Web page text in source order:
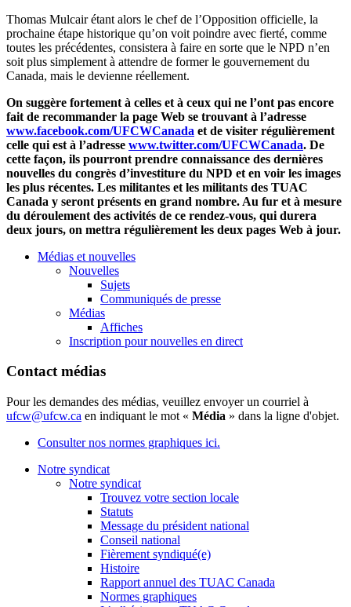
Thomas Mulcair étant alors le chef de l’Opposition officielle, la
prochaine étape historique qu’on voit poindre avec fierté, comme
toutes les précédentes, consistera à faire en sorte que le NPD n’en
soit plus simplement à attendre de former le gouvernement du
Canada, mais le devienne réellement.
On suggère fortement à celles et à ceux qui ne l’ont pas encore
fait de recommander la page Web se trouvant à l’adresse
www.facebook.com/UFCWCanada et de visiter régulièrement
celle qui est à l’adresse www.twitter.com/UFCWCanada. De
cette façon, ils pourront prendre connaissance des dernières
nouvelles du congrès d’investiture du NPD et en voir les images
les plus récentes. Les militantes et les militants des TUAC
Canada y seront présents en grand nombre. Au fur et à mesure
du déroulement des activités de ce rendez-vous, qui durera
deux jours, on mettra régulièrement les deux pages Web à jour.
Médias et nouvelles
Nouvelles
Sujets
Communiqués de presse
Médias
Affiches
Inscription pour nouvelles en direct
Contact médias
Pour les demandes des médias, veuillez envoyer un courriel à
ufcw@ufcw.ca en indiquant le mot « Média » dans la ligne d'objet.
Consulter nos normes graphiques ici.
Notre syndicat
Notre syndicat
Trouvez votre section locale
Statuts
Message du président national
Conseil national
Fièrement syndiqué(e)
Histoire
Rapport annuel des TUAC Canada
Normes graphiques